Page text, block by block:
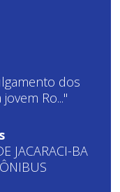
dos
Ro..."
JACARACI-BA